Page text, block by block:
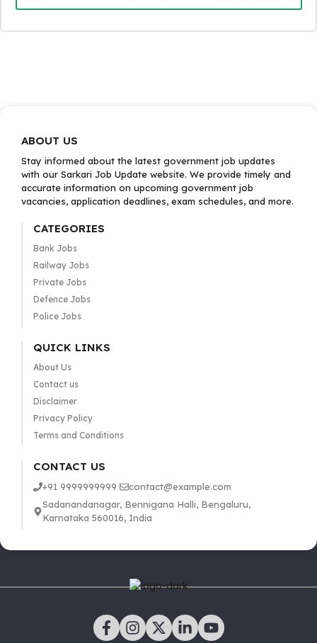
ABOUT US
Stay informed about the latest government job updates
with our Sarkari Job Update website. We provide timely and
accurate information on upcoming government job
vacancies, application deadlines, exam schedules, and more.
CATEGORIES
Bank Jobs
Railway Jobs
Private Jobs
Defence Jobs
Police Jobs
QUICK LINKS
About Us
Contact us
Disclaimer
Privacy Policy
Terms and Conditions
CONTACT US
+91 9999999999
contact@example.com
Sadanandanagar, Bennigana Halli, Bengaluru,
Karnataka 560016, India